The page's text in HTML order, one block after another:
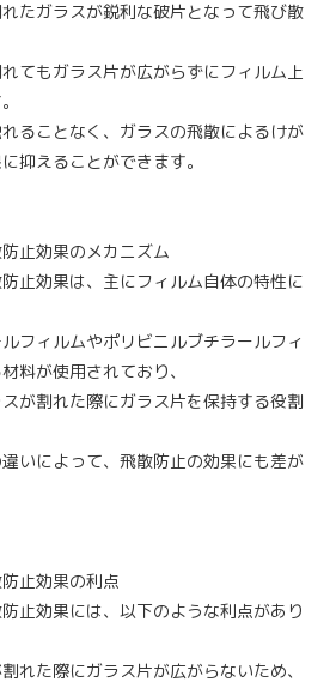
たガラスが鋭利な破片となって飛び散
てもガラス片が広がらずにフィルム上
ることなく、ガラスの飛散によるけが
抑えることができます。
止効果のメカニズム
止効果は、主にフィルム自体の特性に
フィルムやポリビニルブチラールフィ
料が使用されており、
が割れた際にガラス片を保持する役割
いによって、飛散防止の効果にも差が
止効果の利点
止効果には、以下のような利点があり
れた際にガラス片が広がらないため、